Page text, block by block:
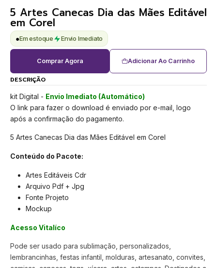
5 Artes Canecas Dia das Mães Editável
em Corel
●Em estoque Envio Imediato
Adicionar Ao Carrinho
Comprar Agora
DESCRIÇÃO
kit Digital - Envio Imediato (Automático)
O link para fazer o download é enviado por e-mail, logo
após a confirmação do pagamento.
5 Artes Canecas Dia das Mães Editável em Corel
Conteúdo do Pacote:
Artes Editáveis Cdr
Arquivo Pdf + Jpg
Fonte Projeto
Mockup
Acesso Vitalíco
Pode ser usado para sublimação, personalizados,
lembrancinhas, festas infantil, molduras, artesanato, convites,